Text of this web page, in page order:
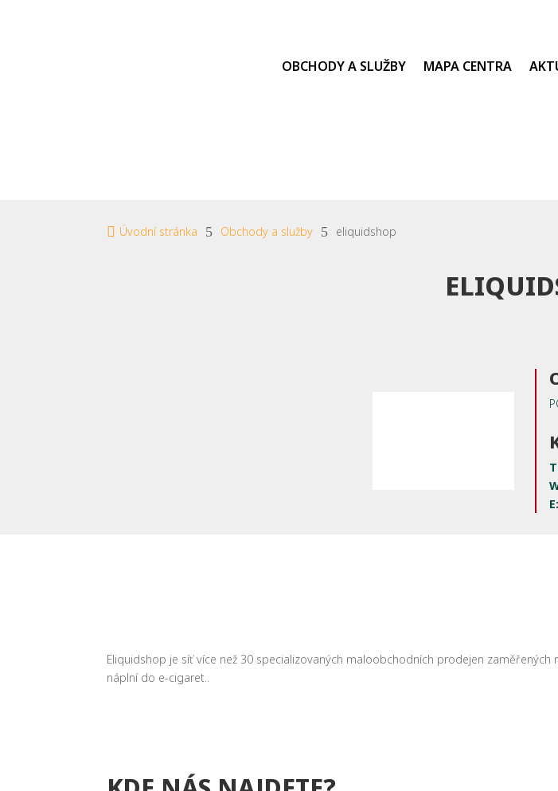
OBCHODY A SLUŽBY MAPA CENTRA
 Úvodní stránka 5 Obchody a služby 5 eliquidshop
E:
Eliquidshop je síť více než 30 specializovaných maloobchodních prodejen
náplní do e-cigaret..